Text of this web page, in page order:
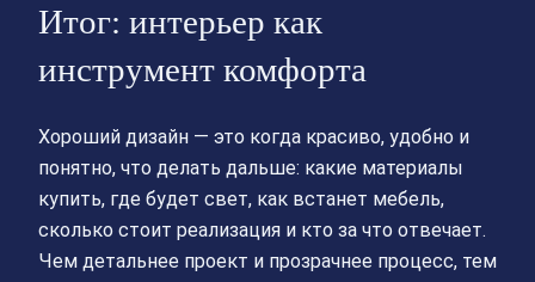
Итог: интерьер как
инструмент комфорта
Хороший дизайн — это когда красиво, удобно и
понятно, что делать дальше: какие материалы
купить, где будет свет, как встанет мебель,
сколько стоит реализация и кто за что отвечает.
Чем детальнее проект и прозрачнее процесс, тем